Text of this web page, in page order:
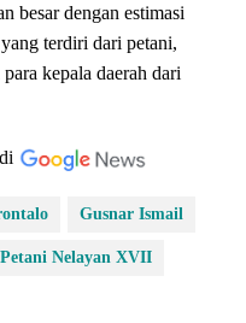
besar dengan estimasi
terdiri dari petani,
kepala daerah dari
Gusnar Ismail
Nelayan XVII